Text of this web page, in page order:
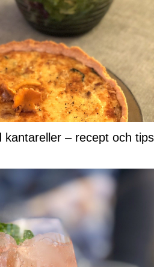
kantareller – recept och tips